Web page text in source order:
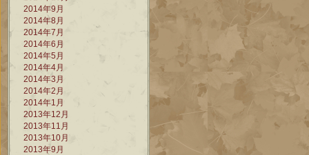
2014年9月
2014年8月
2014年7月
2014年6月
2014年5月
2014年4月
2014年3月
2014年2月
2014年1月
2013年12月
2013年11月
2013年10月
2013年9月